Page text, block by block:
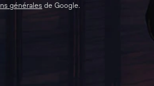
générales de Google.